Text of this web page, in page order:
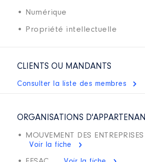
• Numérique
• Propriété intellectuelle
CLIENTS OU MANDANTS
Consulter la liste des membres
ORGANISATIONS
• MOUVEMENT DES
Voir la fiche